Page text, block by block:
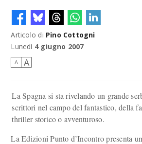
Articolo di Pino Cottogni
Lunedì 4 giugno 2007
A A
La Spagna si sta rivelando un grande
scrittori nel campo del fantastico, della
thriller storico o avventuroso.
La Edizioni Punto d’Incontro presenta